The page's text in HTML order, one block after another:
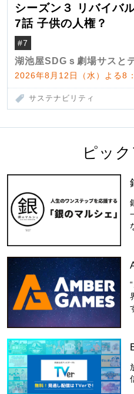
シーズン３ リバイバ
7話 子供の人権？
#7
湖池屋SDGｓ劇場サスと
2026年8月12日（水）よる8
サステナビリティ
ピッ